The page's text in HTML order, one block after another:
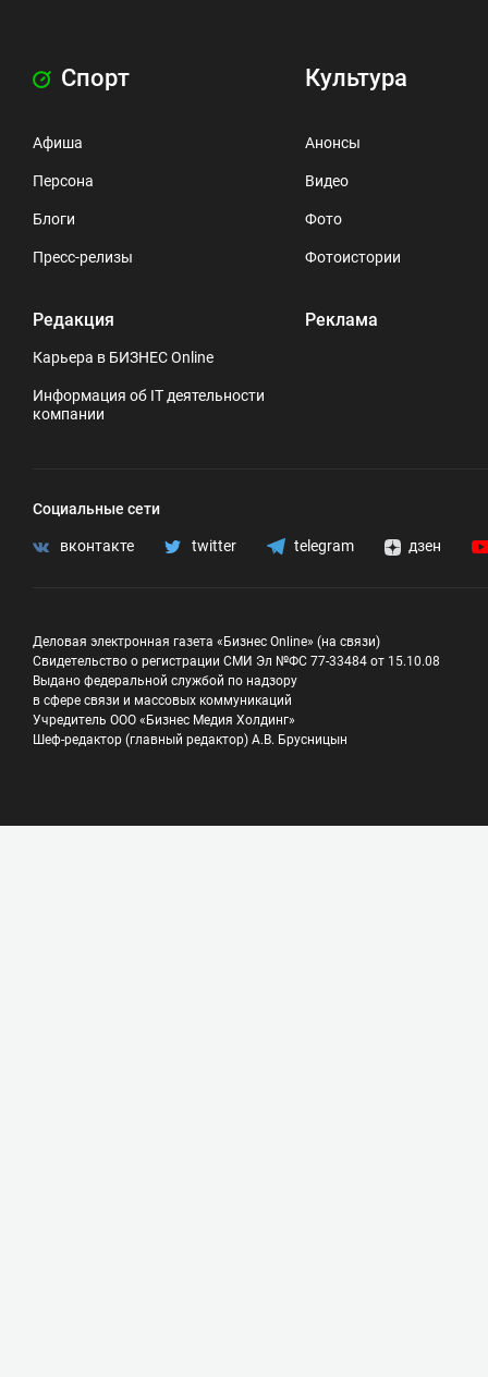
Спорт
Афиша
Персона
Блоги
Пресс-релизы
Редакция
Карьера в БИЗНЕС Online
Информация об IT деятельности
компании
Культура
Анонсы
Видео
Фото
Фотоистории
Реклама
Социальные сети
вконтакте twitter telegram дзен
Деловая электронная газета «Бизнес Online» (на связи)
Свидетельство о регистрации СМИ Эл №ФС 77-33484 от 15.10.08
Выдано федеральной службой по надзору
в сфере связи и массовых коммуникаций
Учредитель ООО «Бизнес Медия Холдинг»
Шеф-редактор (главный редактор) А.В. Брусницын